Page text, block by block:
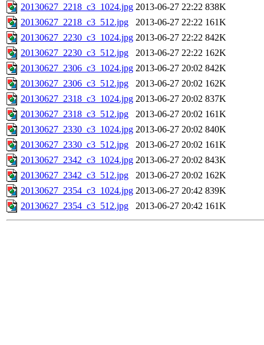
20130627_2218_c3_1024.jpg 2013-06-27 22:22 838K
20130627_2218_c3_512.jpg
2013-06-27 22:22 161K
20130627_2230_c3_1024.jpg 2013-06-27 22:22 842K
20130627_2230_c3_512.jpg
2013-06-27 22:22 162K
20130627_2306_c3_1024.jpg 2013-06-27 20:02 842K
20130627_2306_c3_512.jpg
2013-06-27 20:02 162K
20130627_2318_c3_1024.jpg 2013-06-27 20:02 837K
20130627_2318_c3_512.jpg
2013-06-27 20:02 161K
20130627_2330_c3_1024.jpg 2013-06-27 20:02 840K
20130627_2330_c3_512.jpg
2013-06-27 20:02 161K
20130627_2342_c3_1024.jpg 2013-06-27 20:02 843K
20130627_2342_c3_512.jpg
2013-06-27 20:02 162K
20130627_2354_c3_1024.jpg 2013-06-27 20:42 839K
20130627_2354_c3_512.jpg
2013-06-27 20:42 161K